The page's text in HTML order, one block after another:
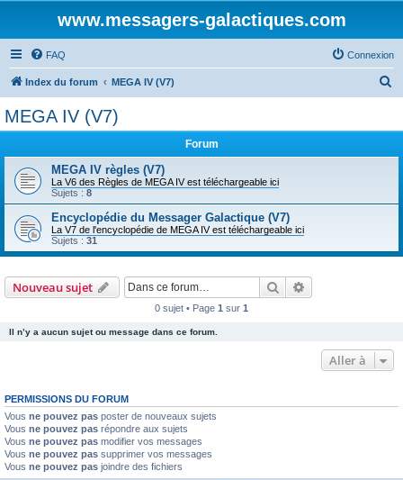
www.messagers-galactiques.com
FAQ Connexion
Index du forum MEGA IV (V7)
e
MEGA IV (V7)
Forum
MEGA IV règles (V7)
La V6 des Règles de MEGA IV est téléchargeable ici
Sujets : 8
Encyclopédie du Messager Galactique (V7)
La V7 de l'encyclopédie de MEGA IV est téléchargeable ici
Sujets : 31
Nouveau sujet Rechercher
0 sujet • Page 1 sur 1
Il n’y a aucun sujet ou message dans ce forum.
Aller à
PERMISSIONS DU FORUM
Vous ne pouvez pas poster de nouveaux sujets
Vous ne pouvez pas répondre aux sujets
Vous ne pouvez pas modifier vos messages
Vous ne pouvez pas supprimer vos messages
Vous ne pouvez pas joindre des fichiers